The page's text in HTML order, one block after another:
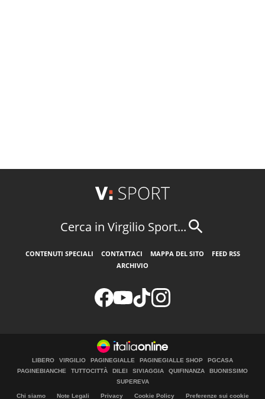
Cerca in Virgilio Sport...
CONTENUTI SPECIALI CONTATTACI MAPPA DEL SITO
FEED RSS
ARCHIVIO
LIBERO VIRGILIO PAGINEGIALLE PAGINEGIALLE SHOP
PGCASA
PAGINEBIANCHE
TUTTOCITTÀ DILEI SIVIAGGIA QUIFINANZA
BUONISSIMO
SUPEREVA
Chi siamo Note Legali Privacy Cookie Policy Preferenze sui cookie